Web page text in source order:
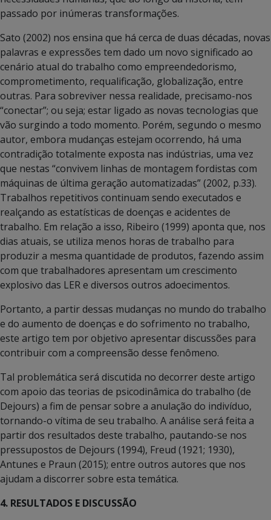
passado por inúmeras transformações.
Sato (2002) nos ensina que há cerca de duas décadas, novas
palavras e expressões tem dado um novo significado ao
cenário atual do trabalho como empreendedorismo,
comprometimento, requalificação, globalização, entre
outras. Para sobreviver nessa realidade, precisamo-nos
“conectar”; ou seja; estar ligado as novas tecnologias que
vão surgindo a todo momento. Porém, segundo o mesmo
autor, embora mudanças estejam ocorrendo, há uma
contradição totalmente exposta nas indústrias, uma vez
que nestas “convivem linhas de montagem fordistas com
máquinas de última geração automatizadas” (2002, p.33).
Trabalhos repetitivos continuam sendo executados e
realçando as estatísticas de doenças e acidentes de
trabalho. Em relação a isso, Ribeiro (1999) aponta que, nos
dias atuais, se utiliza menos horas de trabalho para
produzir a mesma quantidade de produtos, fazendo assim
com que trabalhadores apresentam um crescimento
explosivo das LER e diversos outros adoecimentos.
Portanto, a partir dessas mudanças no mundo do trabalho
e do aumento de doenças e do sofrimento no trabalho,
este artigo tem por objetivo apresentar discussões para
contribuir com a compreensão desse fenômeno.
Tal problemática será discutida no decorrer deste artigo
com apoio das teorias de psicodinâmica do trabalho (de
Dejours) a fim de pensar sobre a anulação do indivíduo,
tornando-o vítima de seu trabalho. A análise será feita a
partir dos resultados deste trabalho, pautando-se nos
pressupostos de Dejours (1994), Freud (1921; 1930),
Antunes e Praun (2015); entre outros autores que nos
ajudam a discorrer sobre esta temática.
4. RESULTADOS E DISCUSSÃO